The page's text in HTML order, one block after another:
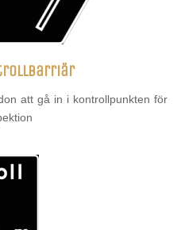
att gå in i kontrollpunkten för